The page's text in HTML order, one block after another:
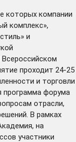
которых компании
комплекс»,
и
проходит 24-25
и торговли
программа форума
отрасли,
В рамках
на
участники